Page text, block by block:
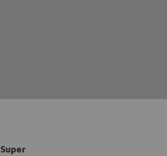
Super